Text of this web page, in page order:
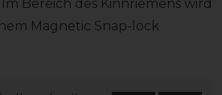
Bereich des Kinnriemens wird
Magnetic Snap-lock